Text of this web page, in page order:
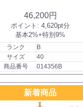
46,200円
ポイント:4,620pt分
基本2%+特別9%
ランク
B
サイズ
40
商品番号
014356B
新着商品